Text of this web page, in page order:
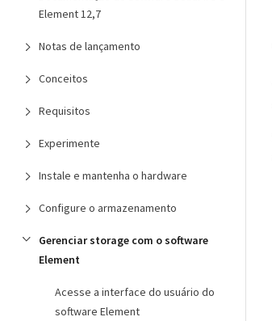
Element 12,7
Notas de lançamento
Conceitos
Requisitos
Experimente
Instale e mantenha o hardware
Configure o armazenamento
Gerenciar storage com o software
Element
Acesse a interface do usuário do
software Element